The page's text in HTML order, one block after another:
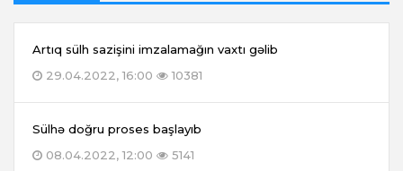
Artıq sülh sazişini imzalamağın vaxtı gəlib
29.04.2022, 16:00
10381
Sülhə doğru proses başlayıb
08.04.2022, 12:00
5141